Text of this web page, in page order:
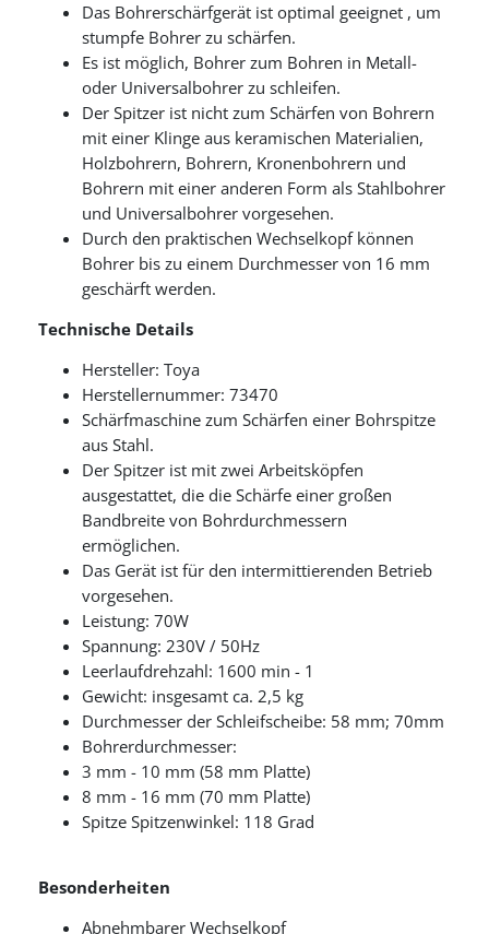
Das Bohrerschärfgerät ist optimal geeignet , um
stumpfe Bohrer zu schärfen.
Es ist möglich, Bohrer zum Bohren in Metall-
oder Universalbohrer zu schleifen.
Der Spitzer ist nicht zum Schärfen von Bohrern
mit einer Klinge aus keramischen Materialien,
Holzbohrern, Bohrern, Kronenbohrern und
Bohrern mit einer anderen Form als Stahlbohrer
und Universalbohrer vorgesehen.
Durch den praktischen Wechselkopf können
Bohrer bis zu einem Durchmesser von 16 mm
geschärft werden.
Technische Details
Hersteller: Toya
Herstellernummer: 73470
Schärfmaschine zum Schärfen einer Bohrspitze
aus Stahl.
Der Spitzer ist mit zwei Arbeitsköpfen
ausgestattet, die die Schärfe einer großen
Bandbreite von Bohrdurchmessern
ermöglichen.
Das Gerät ist für den intermittierenden Betrieb
vorgesehen.
Leistung: 70W
Spannung: 230V / 50Hz
Leerlaufdrehzahl: 1600 min - 1
Gewicht: insgesamt ca. 2,5 kg
Durchmesser der Schleifscheibe: 58 mm; 70mm
Bohrerdurchmesser:
3 mm - 10 mm (58 mm Platte)
8 mm - 16 mm (70 mm Platte)
Spitze Spitzenwinkel: 118 Grad
Besonderheiten
Abnehmbarer Wechselkopf